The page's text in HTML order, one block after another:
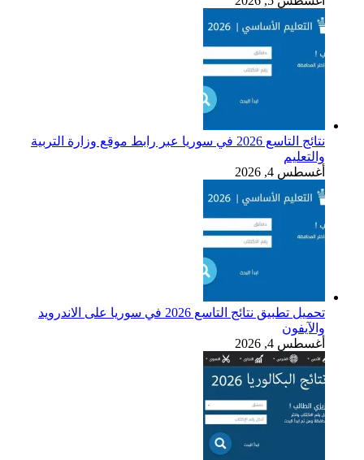
نتائج التاسع 2026 في سوريا عبر رابط موقع وزارة التربية
والتعليم
أغسطس 4, 2026
تحميل تطبيق نتائج التاسع 2026 في سوريا على الاندرويد
والآيفون
أغسطس 4, 2026